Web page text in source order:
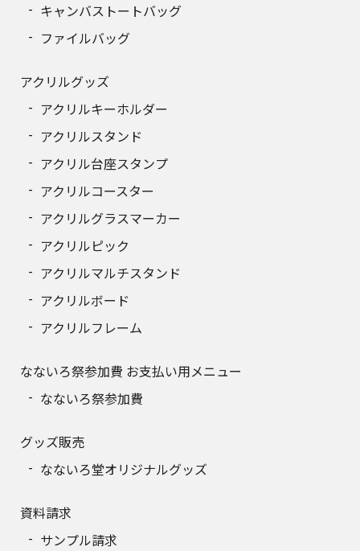
キャンバストートバッグ
ファイルバッグ
アクリルグッズ
アクリルキーホルダー
アクリルスタンド
アクリル台座スタンプ
アクリルコースター
アクリルグラスマーカー
アクリルピック
アクリルマルチスタンド
アクリルボード
アクリルフレーム
なないろ祭参加費 お支払い用メニュー
なないろ祭参加費
グッズ販売
なないろ堂オリジナルグッズ
資料請求
サンプル請求